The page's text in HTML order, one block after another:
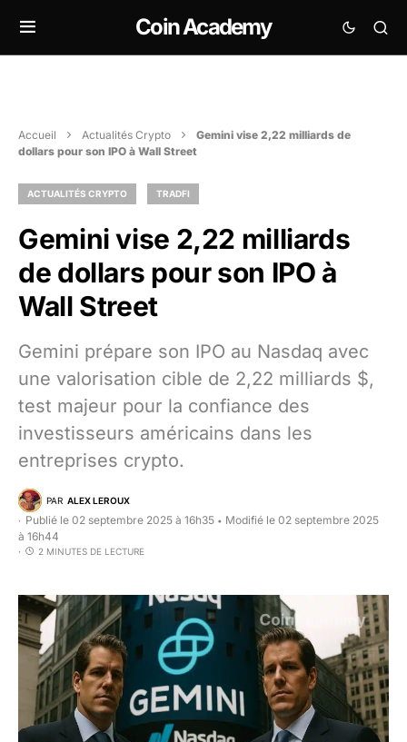
Coin Academy
Accueil Actualités Crypto
Gemini vise 2,22 milliards de
dollars pour son IPO à Wall Street
ACTUALITÉS CRYPTO TRADFI
Gemini vise 2,22 milliards
de dollars pour son IPO à
Wall Street
Gemini prépare son IPO au Nasdaq avec
une valorisation cible de 2,22 milliards $,
test majeur pour la confiance des
investisseurs américains dans les
entreprises crypto.
PAR ALEX LEROUX
Publié le 02 septembre 2025 à 16h35 • Modifié le 02 septembre 2025
à 16h44
2 MINUTES DE LECTURE